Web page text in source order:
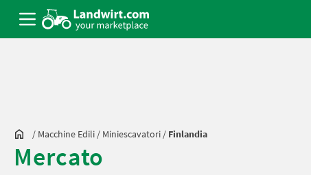
/ Macchine Edili / Miniescavatori / Finlandia
Mercato